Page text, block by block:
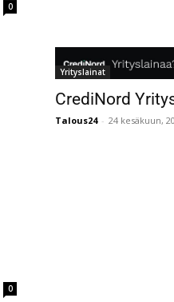
0
0
Yrityslainat
CrediNord
Talous24 - 24 kesäkuun,